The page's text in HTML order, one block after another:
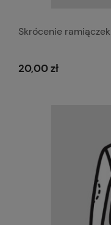
Skrócenie
20,00 zł